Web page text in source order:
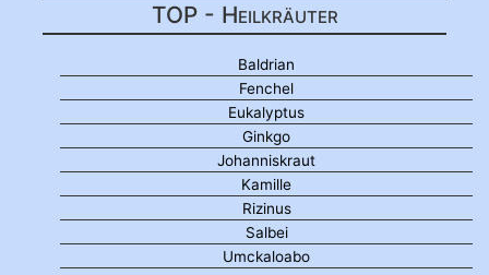
TOP - Heilkräuter
Baldrian
Fenchel
Eukalyptus
Ginkgo
Johanniskraut
Kamille
Rizinus
Salbei
Umckaloabo